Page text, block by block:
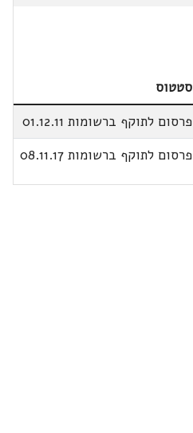
סטטוס
פרסום לתוקף ברשומות 01.12.11
פרסום לתוקף ברשומות 08.11.17